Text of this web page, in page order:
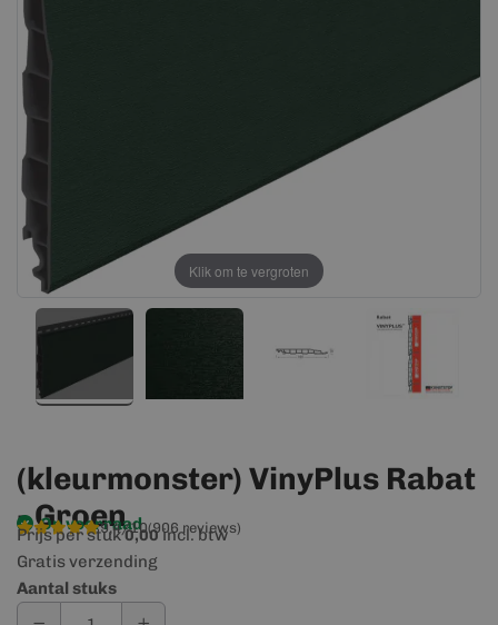
gallerij
gallerij
Klik om te vergroten
(kleurmonster) VinyPlus Rabat
- Groen
Op voorraad
9,4/10(906 reviews)
Prijs per stuk0,00incl. btw
Gratis verzending
Aantal stuks